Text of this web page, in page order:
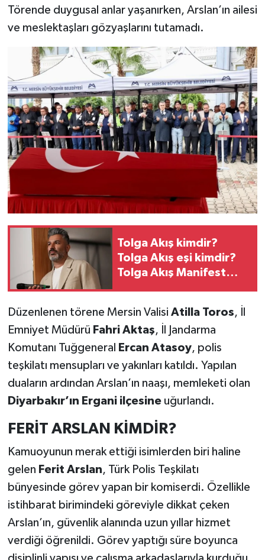
Törende duygusal anlar yaşanırken, Arslan’ın ailesi
ve meslektaşları gözyaşlarını tutamadı.
Tolga Akış kimdir?
Tolga Akış eşi kimdir?
Tolga Akış Manifest
Düzenlenen törene Mersin Valisi Atilla Toros, İl
Emniyet Müdürü Fahri Aktaş, İl Jandarma
Komutanı Tuğgeneral
Ercan Atasoy, polis
teşkilatı mensupları ve yakınları katıldı. Yapılan
duaların ardından Arslan’ın naaşı, memleketi olan
Diyarbakır’ın Ergani ilçesineuğurlandı.
FERİT ARSLAN KİMDİR?
Kamuoyunun merak ettiği isimlerden biri haline
gelen Ferit Arslan, Türk Polis Teşkilatı
bünyesinde görev yapan bir komiserdi. Özellikle
istihbarat birimindeki göreviyle dikkat çeken
Arslan’ın, güvenlik alanında uzun yıllar hizmet
verdiği öğrenildi. Görev yaptığı süre boyunca